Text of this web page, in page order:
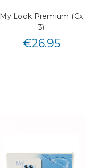
My Look Premium (Cx
3)
€26.95